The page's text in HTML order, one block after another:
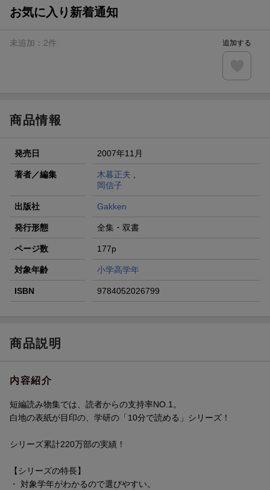
が当たる！
条件達成で楽天限定・宝塚歌劇 宙組貸切公演ペアチケット
エントリー＆条件達成で『鬼滅の刃』オリジナルきんちゃく
お気に入り新着通知
未追加： 2件 追加する
商品情報
発売日 2007年11月
著者／編集 木暮正夫 ,
岡信子
出版社 Gakken
発行形態 全集・双書
ページ数 177p
対象年齢 小学高学年
ISBN 9784052026799
商品説明
内容紹介
短編読み物集では、読者からの支持率NO.1。
白地の表紙が目印の、学研の「10分で読める」シリーズ！
シリーズ累計220万部の実績！
【シリーズの特長】
・ 対象学年がわかるので選びやすい。